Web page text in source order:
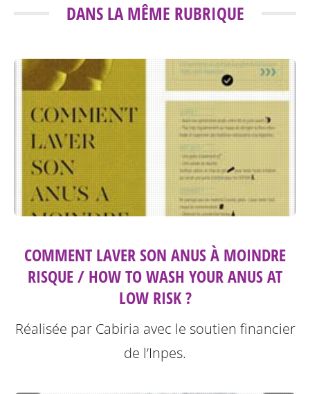
DANS LA MÊME RUBRIQUE
COMMENT LAVER SON ANUS À MOINDRE
RISQUE / HOW TO WASH YOUR ANUS AT
LOW RISK ?
Réalisée par Cabiria avec le soutien financier
de l’Inpes.